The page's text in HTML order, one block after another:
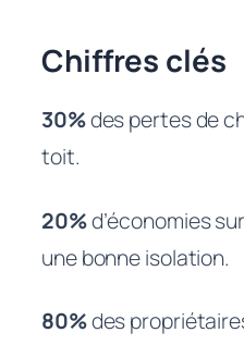
Chiffres clés
30%des pertes de
toit.
20%d’économies
une bonne isolation.
80%des